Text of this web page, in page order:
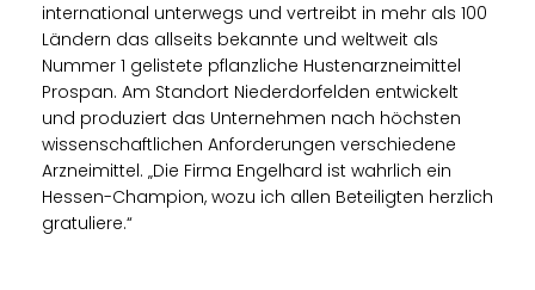
international unterwegs und vertreibt in mehr als 100
Ländern das allseits bekannte und weltweit als
Nummer 1 gelistete pflanzliche Hustenarzneimittel
Prospan. Am Standort Niederdorfelden entwickelt
und produziert das Unternehmen nach höchsten
wissenschaftlichen Anforderungen verschiedene
Arzneimittel. „Die Firma Engelhard ist wahrlich ein
Hessen-Champion, wozu ich allen Beteiligten herzlich
gratuliere.“